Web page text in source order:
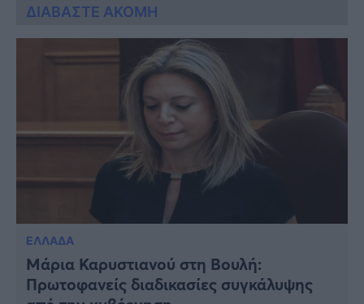
ΔΙΑΒΑΣΤΕ ΑΚΟΜΗ
ΕΛΛΑΔΑ
Μάρια Καρυστιανού στη Βουλή:
Πρωτοφανείς διαδικασίες συγκάλυψης